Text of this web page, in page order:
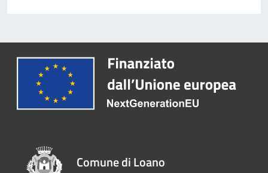
Comune di Loano